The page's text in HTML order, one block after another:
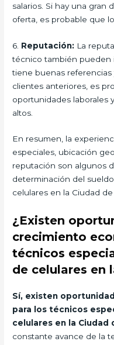
salarios. Si hay una gran
oferta, es probable que
6. Reputación: La
técnico también pueden
tiene buenas
clientes anteriores, es
oportunidades laborales
altos.
En resumen, la
especiales, ubicación
reputación son algunos
determinación del
celulares en la Ciudad
¿Existen
crecimiento
técnicos
de celulares en
Sí, existen
para los técnicos
celulares en la Ciudad
constante avance de la